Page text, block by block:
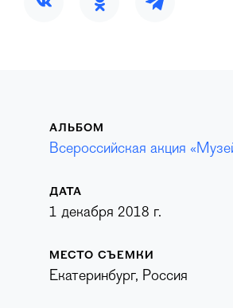
АЛЬБОМ
Всероссийская акция
ДАТА
1 декабря 2018 г.
МЕСТО СЪЕМКИ
Екатеринбург, Россия